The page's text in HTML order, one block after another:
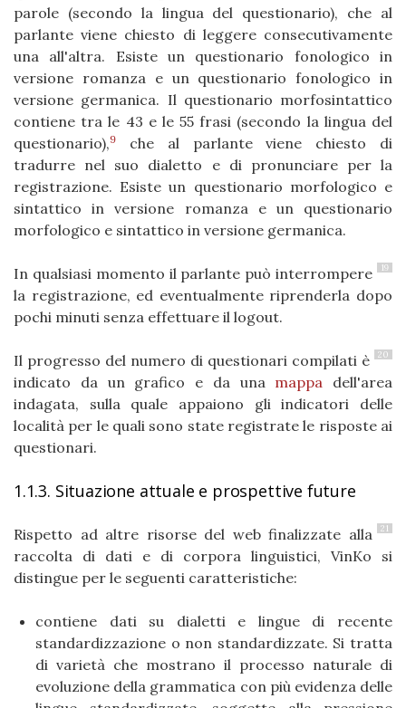
parole (secondo la lingua del questionario), che al
parlante viene chiesto di leggere consecutivamente
una all'altra. Esiste un questionario fonologico in
versione romanza e un questionario fonologico in
versione germanica. Il questionario morfosintattico
contiene tra le 43 e le 55 frasi (secondo la lingua del
questionario),9
che al parlante viene chiesto di
tradurre nel suo dialetto e di pronunciare per la
registrazione. Esiste un questionario morfologico e
sintattico in versione romanza e un questionario
morfologico e sintattico in versione germanica.
19
In qualsiasi momento il parlante può interrompere
la registrazione, ed eventualmente riprenderla dopo
pochi minuti senza effettuare il logout.
20
Il progresso del numero di questionari compilati è
indicato da un grafico e da una mappa dell'area
indagata, sulla quale appaiono gli indicatori delle
località per le quali sono state registrate le risposte ai
questionari.
1.1.3. Situazione attuale e prospettive future
21
Rispetto ad altre risorse del web finalizzate alla
raccolta di dati e di corpora linguistici, VinKo si
distingue per le seguenti caratteristiche:
contiene dati su dialetti e lingue di recente
standardizzazione o non standardizzate. Si tratta
di varietà che mostrano il processo naturale di
evoluzione della grammatica con più evidenza delle